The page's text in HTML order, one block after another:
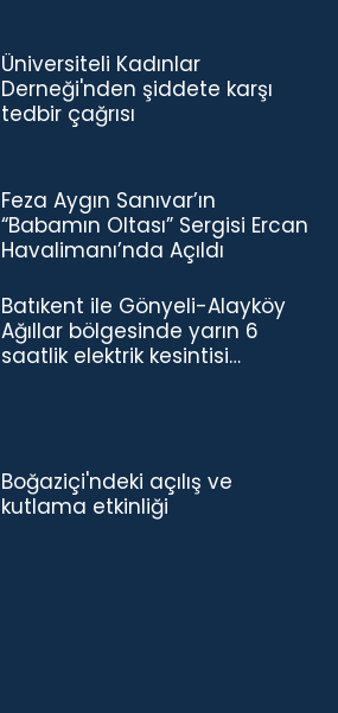
Üniversiteli Kadınlar
Derneği'nden şiddete karşı
tedbir çağrısı
Feza Aygın Sanıvar’ın
“Babamın Oltası” Sergisi Ercan
Havalimanı’nda Açıldı
Batıkent ile Gönyeli-Alayköy
Ağıllar bölgesinde yarın 6
saatlik elektrik kesintisi…
Boğaziçi'ndeki açılış ve
kutlama etkinliği